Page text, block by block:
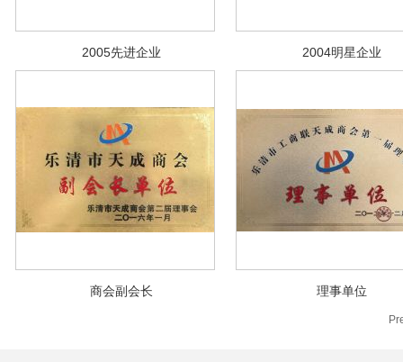
2005先进企业 2004明星企业
商会副会长 理事单位